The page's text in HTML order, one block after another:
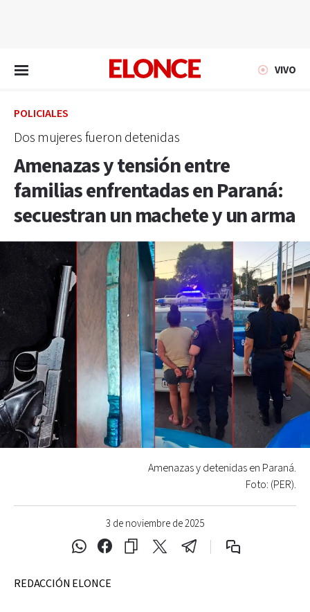
VIVO
POLICIALES
Dos mujeres fueron detenidas
Amenazas y tensión entre
familias enfrentadas en Paraná:
secuestran un machete y un arma
3 de noviembre de 2025
Amenazas y detenidas en Paraná.
Foto: (PER).
REDACCIÓN ELONCE